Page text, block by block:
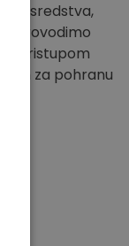
sredstva,
i provodimo
pristupom
za pohranu